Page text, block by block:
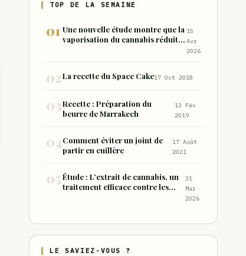
TOP DE LA SEMAINE
Une nouvelle étude montre que la
vaporisation du cannabis réduit
joint
15
Avr
2026
La recette du Space Cake17 Oct 2018
Recette : Préparation du
beurre de Marrakech
13 Fév
2019
Comment éviter un joint de
partir en cuillère
17 Août
2021
Étude : L’extrait de cannabis, un
traitement efficace contre les
31
Mar
2026
LE SAVIEZ-VOUS ?